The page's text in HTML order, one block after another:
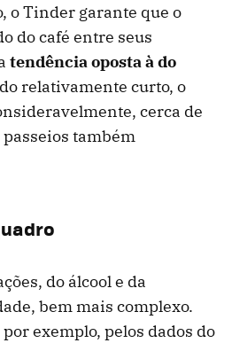
o Tinder garante que o
do café entre seus
tendência oposta à do
relativamente curto, o
cerca de
também
do álcool e da
bem mais complexo.
exemplo, pelos dados do